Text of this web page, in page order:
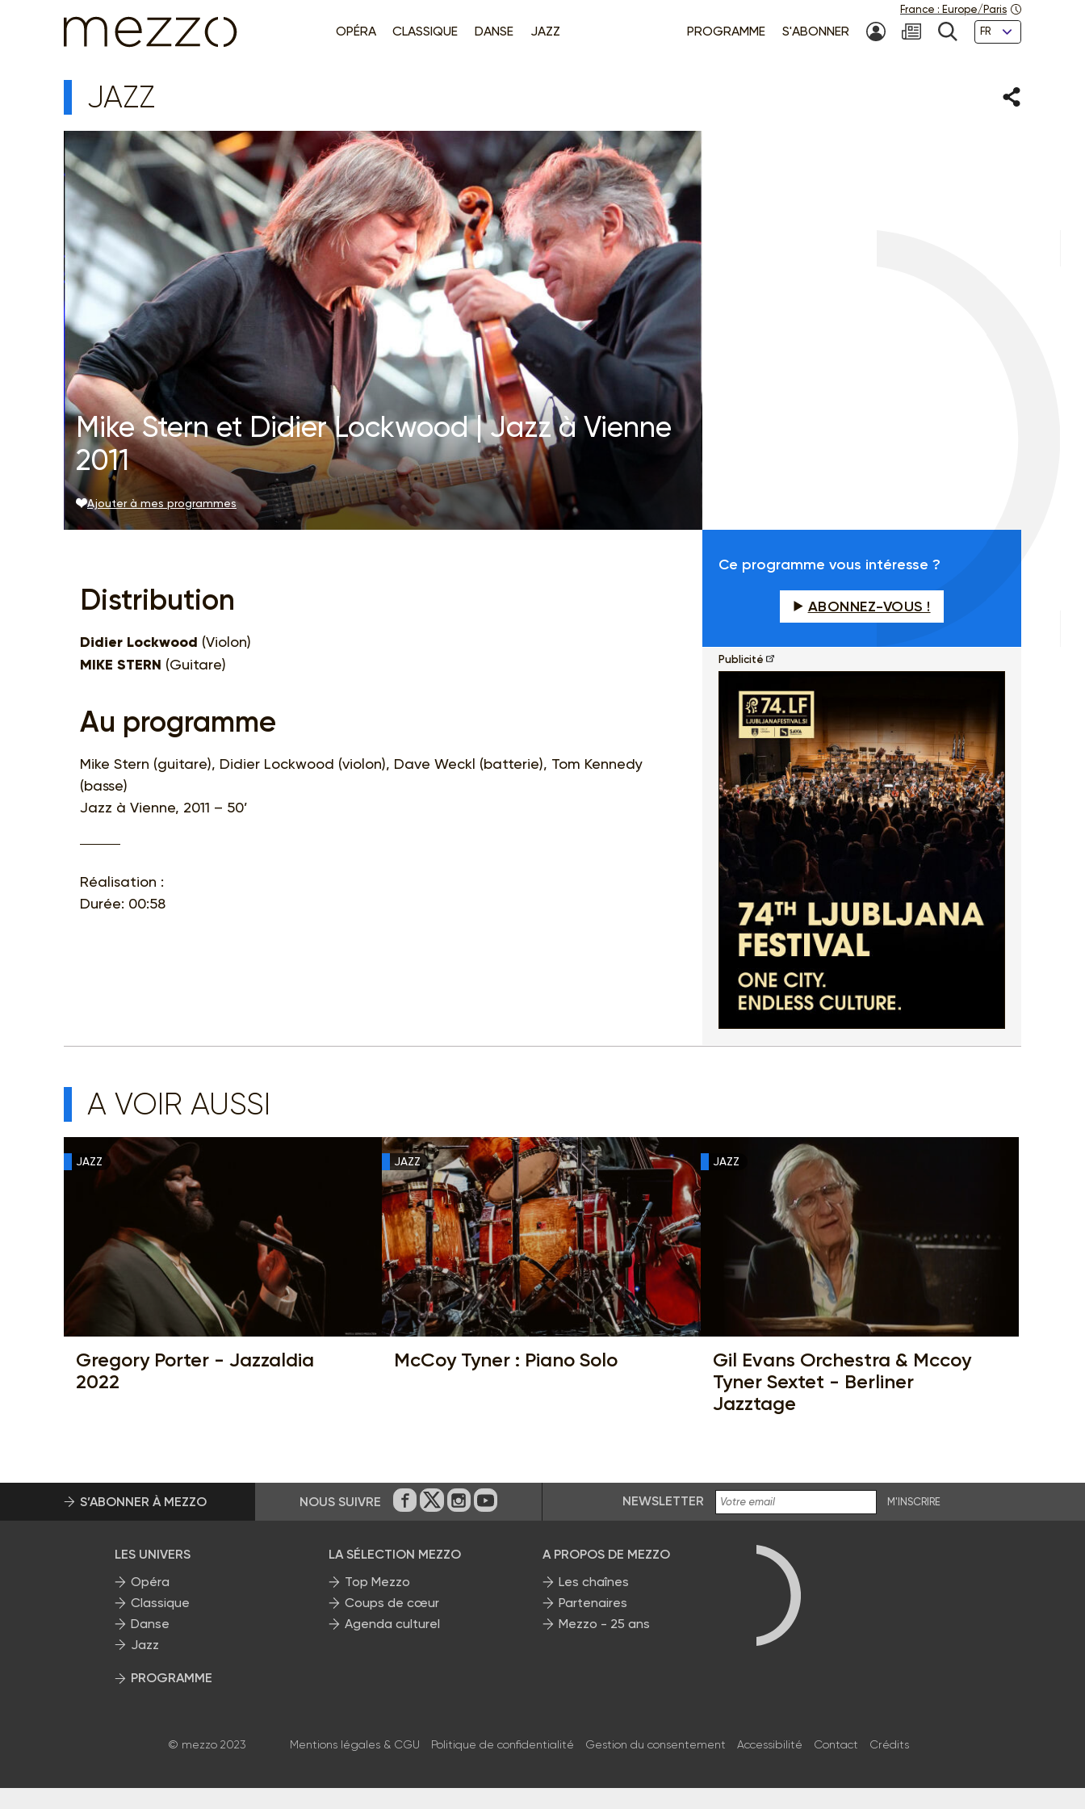
OPÉRA CLASSIQUE DANSE JAZZ PROGRAMME S'ABONNER MON COMPTE
NEWSLETTER
RECHERCHE
Langues
France : Europe/Paris
JAZZ Partager
Mike Stern et Didier Lockwood | Jazz à Vienne
2011
Ajouter à mes programmes
Distribution
Didier Lockwood (Violon)
MIKE STERN (Guitare)
Au programme
Mike Stern (guitare), Didier Lockwood (violon), Dave Weckl (batterie), Tom Kennedy
(basse)
Jazz à Vienne, 2011 – 50’
Réalisation :
Durée: 00:58
Ce programme vous intéresse ?
ABONNEZ-VOUS !
Publicité
A VOIR AUSSI
JAZZ
Gregory Porter - Jazzaldia
2022
JAZZ
McCoy Tyner : Piano Solo
JAZZ
Gil Evans Orchestra & Mccoy
Tyner Sextet - Berliner
Jazztage
S’ABONNER À MEZZO NOUS SUIVRE Sur Facebook
Sur Twitter
Sur Instagram
Sur Youtube NEWSLETTER M'INSCRIRE
LES UNIVERS
Opéra
Classique
Danse
Jazz
PROGRAMME
LA SÉLECTION MEZZO
Top Mezzo
Coups de cœur
Agenda culturel
A PROPOS DE MEZZO
Les chaînes
Partenaires
Mezzo - 25 ans
© mezzo 2023 Mentions légales & CGU Politique de confidentialité Gestion du consentement Accessibilité Contact Crédits